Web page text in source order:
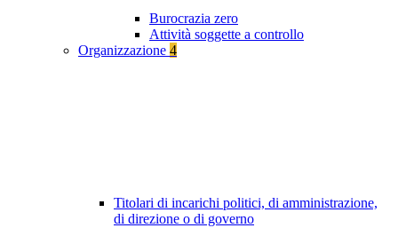
Burocrazia zero
Attività soggette a controllo
Organizzazione 4
Titolari di incarichi politici, di amministrazione,
di direzione o di governo